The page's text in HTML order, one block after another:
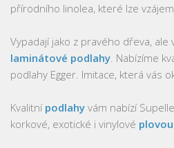
přírodního linolea, které lze
Vypadají jako z pravého dřeva, ale
laminátové podlahy . Nabízíme
podlahy Egger. Imitace, která vás
Kvalitní podlahy vám nabízí
korkové, exotické i vinylové